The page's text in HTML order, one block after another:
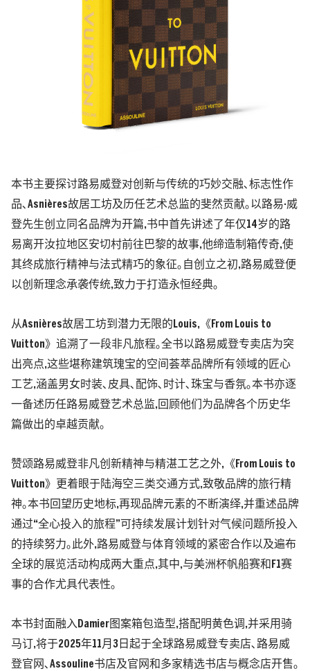
本书主要探讨路易威登对创新与传统的巧妙交融､标志性作
品､Asnières故居工坊及历任艺术总监的斐然贡献｡以路易·威
登先生创立同名品牌为开篇,书中首先讲述了年仅14岁的路
易离开汝拉地区安切村前往巴黎的故事,他缔造制箱传奇,使
其终成旅行精神与法式精巧的象征｡自创立之初,路易威登便
以创新理念承袭传统,致力于打造永恒经典｡
从Asnières故居工坊到潜力无限的Louis,《From Louis to
Vuitton》追溯了一段非凡旅程｡全书以路易威登专卖店为突
出亮点,这些堪称建筑瑰宝的空间荟萃品牌所有领域的匠心
工艺,涵盖男女时装､皮具､配饰､时计､珠宝与香氛｡本书亦逐
一备述历任路易威登艺术总监,回顾他们为品牌各个历史华
篇做出的卓越贡献｡
赞颂路易威登非凡创新精神与精湛工艺之外,《From Louis to
Vuitton》更着眼于陆海空三类交通方式,致敬品牌的旅行精
神｡本书回望历史地标,再现品牌元素的不断演绎,并重述品牌
通过“全心投入的旅程”可持续发展计划针对气候问题所投入
的持续努力｡此外,路易威登与体育领域的紧密合作以及遍布
全球的展览活动构成两大重点,其中,与美洲杯帆船赛和F1赛
事的合作尤具代表性｡
本书封面融入Damier图案箱包造型,搭配明黄色调,并采用骑
马订,将于2025年11月3日起于全球路易威登专卖店､路易威
登官网､Assouline书店及官网和多家精选书店与概念店开售｡